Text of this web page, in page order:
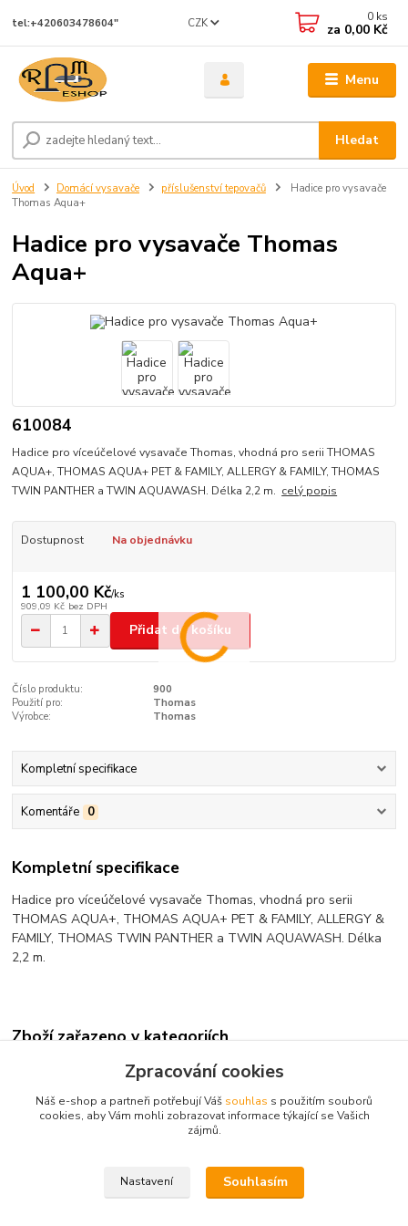
Menu
CZK
Hledat
tel:+420603478604" 0 ks
za 0,00 Kč
Úvod Domácí vysavače příslušenství tepovačů
Hadice pro vysavače
Thomas Aqua+
Hadice pro vysavače Thomas
Aqua+
610084
Hadice pro víceúčelové vysavače Thomas, vhodná pro serii THOMAS
AQUA+, THOMAS AQUA+ PET & FAMILY, ALLERGY & FAMILY, THOMAS
TWIN PANTHER a TWIN AQUAWASH. Délka 2,2 m. celý popis
Dostupnost Na objednávku
1 100,00 Kč/ks
909,09 Kč bez DPH
Přidat do košíku
Číslo produktu:
900
Použití pro:
Thomas
Výrobce:
Thomas
Kompletní specifikace
Komentáře 0
Kompletní specifikace
Hadice pro víceúčelové vysavače Thomas, vhodná pro serii
THOMAS AQUA+, THOMAS AQUA+ PET & FAMILY, ALLERGY &
FAMILY, THOMAS TWIN PANTHER a TWIN AQUAWASH. Délka
2,2 m.
Zboží zařazeno v kategoriích
příslušenství tepovačůZpracování cookies
Náš e-shop a partneři potřebují Váš souhlas s použitím souborů
cookies, aby Vám mohli zobrazovat informace týkající se Vašich
zájmů.
Nastavení Souhlasím